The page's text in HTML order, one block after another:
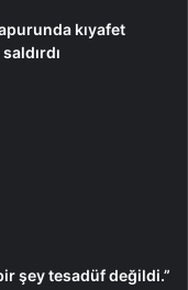
kıyafet
şey tesadüf değildi.”